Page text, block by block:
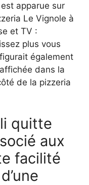
apparue sur
Le Vignole à
et TV :
plus vous
également
dans la
de la pizzeria
quitte
aux
facilité